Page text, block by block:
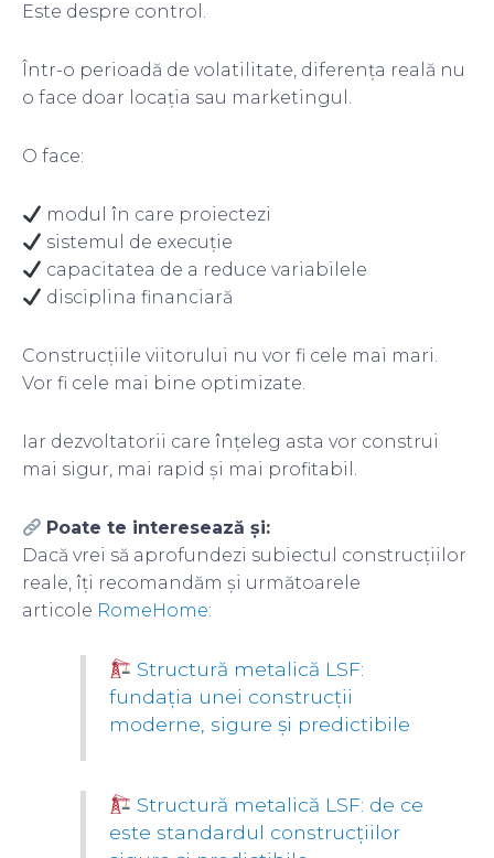
Este despre control.
Într-o perioadă de volatilitate, diferența reală nu
o face doar locația sau marketingul.
O face:
modul în care proiectezi
sistemul de execuție
capacitatea de a reduce variabilele
disciplina financiară
Construcțiile viitorului nu vor fi cele mai mari.
Vor fi cele mai bine optimizate.
Iar dezvoltatorii care înțeleg asta vor construi
mai sigur, mai rapid și mai profitabil.
Poate te interesează și:
Dacă vrei să aprofundezi subiectul construcțiilor
reale, îți recomandăm și următoarele
articole RomeHome:
Structură metalică LSF:
fundația unei construcții
moderne, sigure și predictibile
Structură metalică LSF: de ce
este standardul construcțiilor